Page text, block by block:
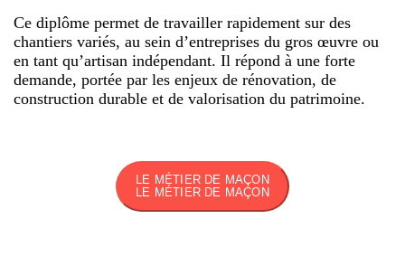
Ce diplôme permet de travailler rapidement sur des
chantiers variés, au sein d’entreprises du gros œuvre ou
en tant qu’artisan indépendant. Il répond à une forte
demande, portée par les enjeux de rénovation, de
construction durable et de valorisation du patrimoine.
LE MÉTIER DE MAÇON
LE MÉTIER DE MAÇON